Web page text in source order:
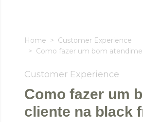
Home
Customer Experience
Como fazer um bom
Customer Experience
Como fazer um
cliente na black